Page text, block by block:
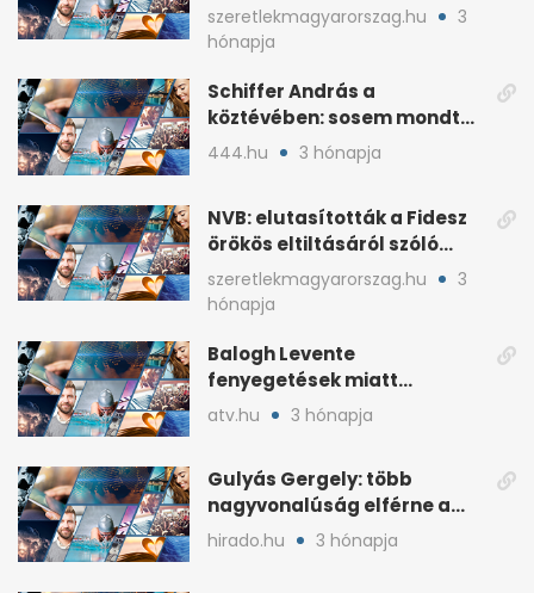
írta a posztjában
szeretlekmagyarorszag.hu
3
hónapja
Schiffer András a
köztévében: sosem mondta,
ki fog nyerni
444.hu 3 hónapja
NVB: elutasították a Fidesz
örökös eltiltásáról szóló
népszavazást
szeretlekmagyarorszag.hu
3
hónapja
Balogh Levente
fenyegetések miatt
lemondta erdélyi előadás-
atv.hu 3 hónapja
Gulyás Gergely: több
nagyvonalúság elférne a
kétharmados győztesekben
hirado.hu 3 hónapja